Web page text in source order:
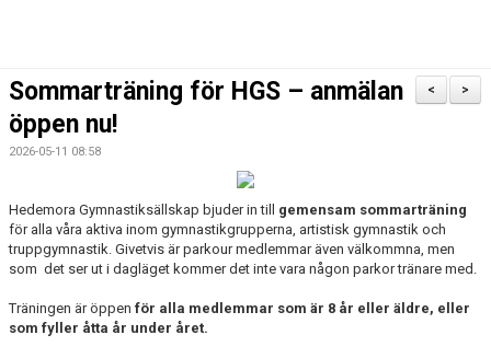
VISION & UPPFÖRANDE
REGISTERUTDRAG
AVGIFTER & DATUM
FÖRENINGSKLÄDER
>
<
Sommarträning för HGS – anmälan
öppen nu!
2026-05-11 08:58
Hedemora Gymnastiksällskap bjuder in till
gemensam sommarträning
för alla våra aktiva inom gymnastikgrupperna, artistisk gymnastik och
truppgymnastik. Givetvis är parkour medlemmar även välkommna, men
som det ser ut i dagläget kommer det inte vara någon parkor tränare med.
Träningen är öppen för alla medlemmar som är 8 år eller äldre, eller
som fyller åtta år under året.